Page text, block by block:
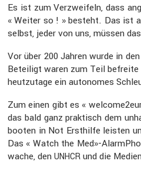
Es ist zum Verzwei­feln, dass
« Weiter so ! » besteht. Das ist
selbst, jeder von uns, müssen
Vor über 200 Jahren wurde in den
Betei­ligt waren zum Teil befreite
heutzu­tage ein autonomes
Zum einen gibt es «
das bald ganz praktisch dem
booten in Not Ersthilfe leisten
Das « Watch the Med»-
wache, den UNHCR und die